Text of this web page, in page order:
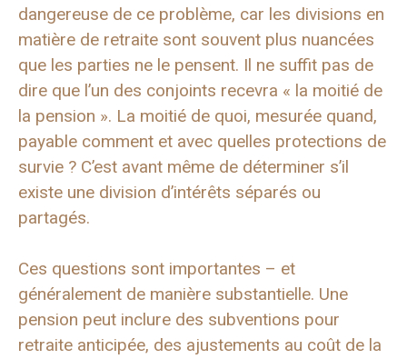
dangereuse de ce problème, car les divisions en
matière de retraite sont souvent plus nuancées
que les parties ne le pensent. Il ne suffit pas de
dire que l’un des conjoints recevra « la moitié de
la pension ». La moitié de quoi, mesurée quand,
payable comment et avec quelles protections de
survie ? C’est avant même de déterminer s’il
existe une division d’intérêts séparés ou
partagés.
Ces questions sont importantes – et
généralement de manière substantielle. Une
pension peut inclure des subventions pour
retraite anticipée, des ajustements au coût de la